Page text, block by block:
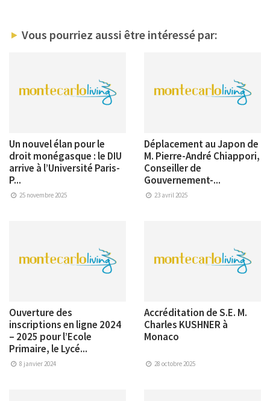
Vous pourriez aussi être intéressé par:
Un nouvel élan pour le
droit monégasque : le DIU
arrive à l’Université Paris-
P...
25 novembre 2025
Déplacement au Japon de
M. Pierre-André Chiappori,
Conseiller de
Gouvernement-...
23 avril 2025
Ouverture des
inscriptions en ligne 2024
– 2025 pour l’Ecole
Primaire, le Lycé...
8 janvier 2024
Accréditation de S.E. M.
Charles KUSHNER à
Monaco
28 octobre 2025